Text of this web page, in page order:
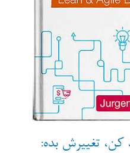
تغییرش بده: